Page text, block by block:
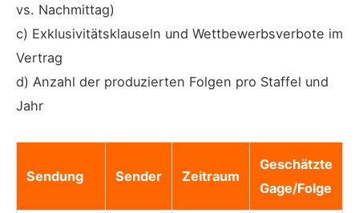
vs. Nachmittag)
c) Exklusivitätsklauseln und Wettbewerbsverbote im
Vertrag
d) Anzahl der produzierten Folgen pro Staffel und
Jahr
Sendung Sender Zeitraum
Geschätzte
Gage/Folge